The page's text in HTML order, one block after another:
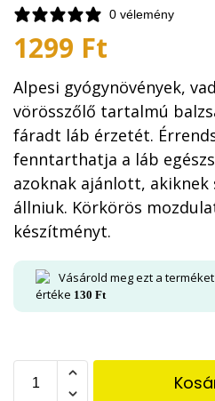
0 vélemény
1299 Ft
Alpesi gyógynövények,
vörösszőlő tartalmú
fáradt láb érzetét.
fenntarthatja a láb
azoknak ajánlott,
állniuk. Körkörös
készítményt.
Vásárold meg ezt a
értéke 130 Ft